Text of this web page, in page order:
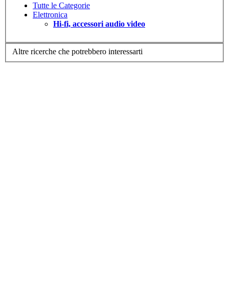
Tutte le Categorie
Elettronica
Hi-fi, accessori audio video
Altre ricerche che potrebbero interessarti